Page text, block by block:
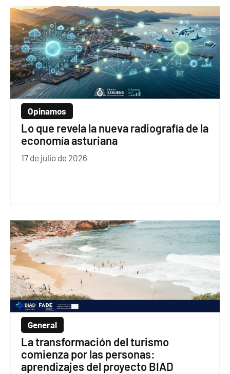
Opinamos
Lo que revela la nueva radiografía de la
economía asturiana
17 de julio de 2026
General
La transformación del turismo
comienza por las personas:
aprendizajes del proyecto BIAD